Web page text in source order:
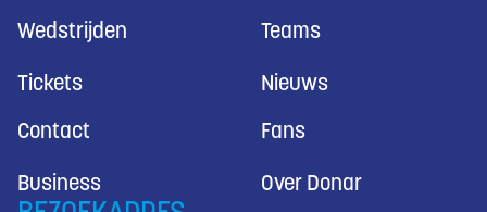
Wedstrijden Teams
Tickets Nieuws
Contact Fans
Business Over Donar